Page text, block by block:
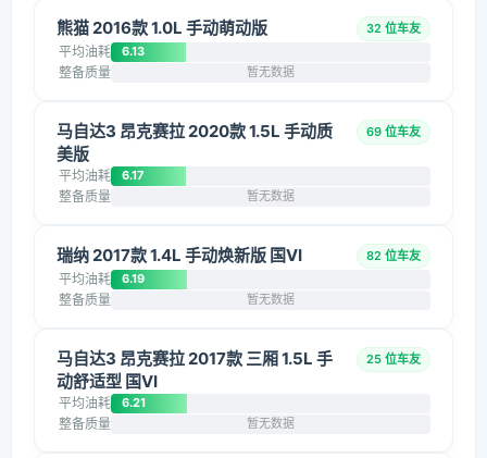
熊猫 2016款 1.0L 手动萌动版 32 位车友
平均油耗 6.13
整备质量 暂无数据
马自达3 昂克赛拉 2020款 1.5L 手动质
美版
69 位车友
平均油耗 6.17
整备质量 暂无数据
瑞纳 2017款 1.4L 手动焕新版 国VI 82 位车友
平均油耗 6.19
整备质量 暂无数据
马自达3 昂克赛拉 2017款 三厢 1.5L 手
动舒适型 国VI
25 位车友
平均油耗 6.21
整备质量 暂无数据